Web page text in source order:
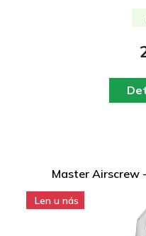
nadmorskej výške,
bezkonkurenčnými
Master Airscrew
Len u nás